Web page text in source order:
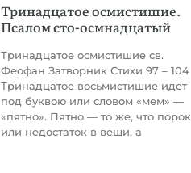
Тринадцатое осмистишие.
Псалом сто-осмнадцатый
Тринадцатое осмистишие св.
Феофан Затворник Стихи 97 – 104
Тринадцатое восьмистишие идет
под буквою или словом «мем» —
«пятно». Пятно — то же, что порок
или недостаток в вещи, а